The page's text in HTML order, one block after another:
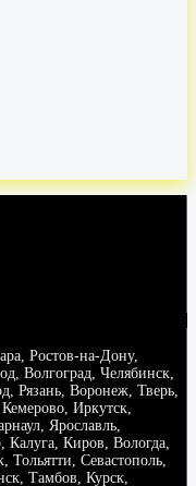
Ростов-на-Дону,
Волгоград, Челябинск,
Рязань, Воронеж, Тверь,
Иркутск,
Ярославль,
Калуга, Киров, Вологда,
Севастополь,
Тамбов, Курск,